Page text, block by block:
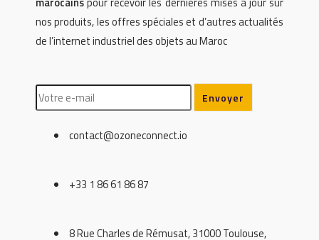
nos produits, les offres spéciales et d’autres actualités
de l’internet industriel des objets au Maroc
contact@ozoneconnect.io
+33 1 86 61 86 87
8 Rue Charles de Rémusat, 31000 Toulouse,